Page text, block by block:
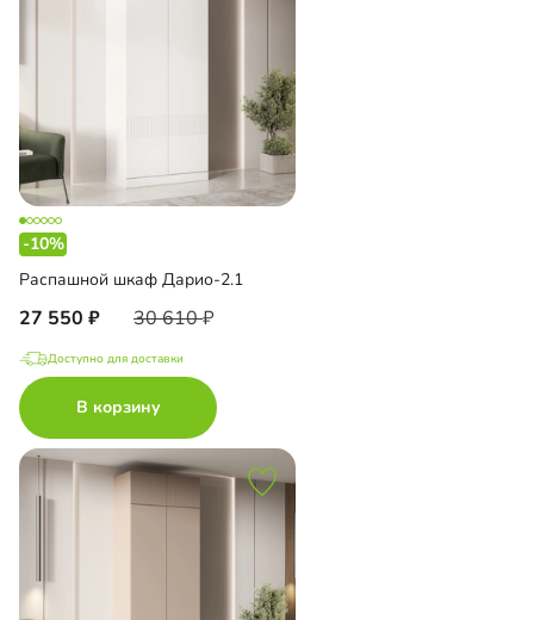
-10%
Распашной шкаф Дарио-2.1
27 550 30 610
Доступно для доставки
В корзину